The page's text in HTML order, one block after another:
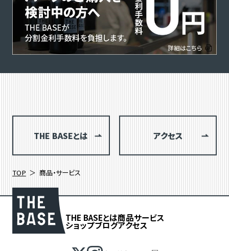
THE BASEとは アクセス
TOP 商品・サービス
THE BASEとは商品サービス
ショップブログアクセス